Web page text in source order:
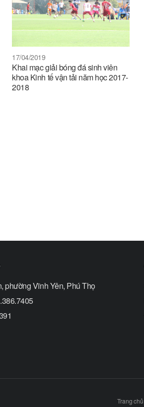
17/04/2019
Khai mạc giải bóng đá sinh viên
khoa Kinh tế vận tải năm học 2017-
2018
phường Vĩnh Yên, Phú Thọ
Trang chủ